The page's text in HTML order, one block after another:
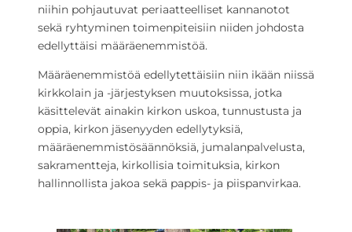
niihin pohjautuvat periaatteelliset kannanotot
sekä ryhtyminen toimenpiteisiin niiden johdosta
edellyttäisi määräenemmistöä.
Määräenemmistöä edellytettäisiin niin ikään niissä
kirkkolain ja -järjestyksen muutoksissa, jotka
käsittelevät ainakin kirkon uskoa, tunnustusta ja
oppia, kirkon jäsenyyden edellytyksiä,
määräenemmistösäännöksiä, jumalanpalvelusta,
sakramentteja, kirkollisia toimituksia, kirkon
hallinnollista jakoa sekä pappis- ja piispanvirkaa.